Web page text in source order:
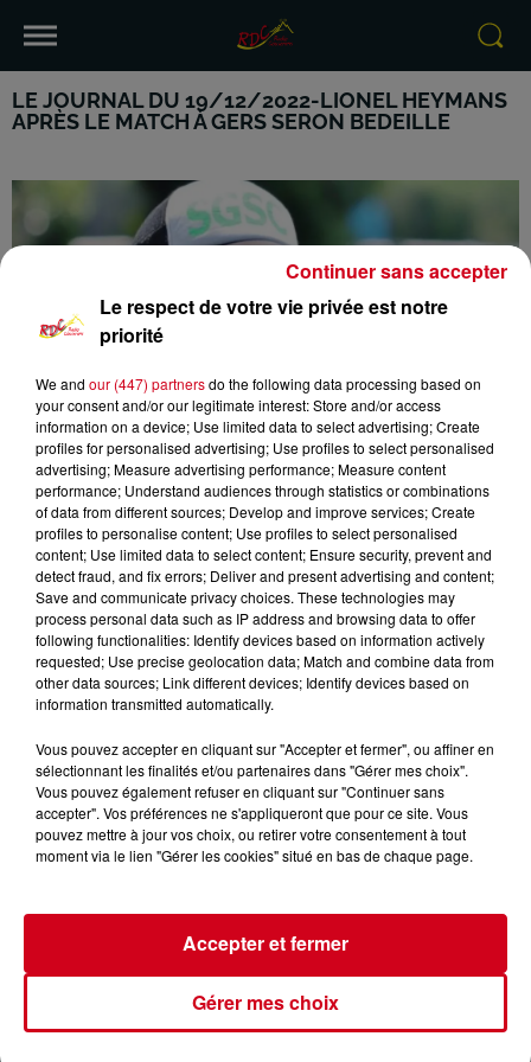
LE JOURNAL DU 19/12/2022-LIONEL HEYMANS
APRÈS LE MATCH À GERS SERON BEDEILLE
HEYMANS
Crédit :HEYMANS
VOTRE INFO DE PROXIMITÉ PODCASTS ET REPLAY
RDC CONTACT
Conditions Générales d'Utilisation
Le respect de votre vie privée est notre
priorité
We and our (447) partnersdo the following data processing based on
your consent and/or our legitimate interest: Store and/or access
information on a device; Use limited data to select advertising; Create
profiles for personalised advertising; Use profiles to select personalised
advertising; Measure advertising performance; Measure content
performance; Understand audiences through statistics or combinations
of data from different sources; Develop and improve services; Create
profiles to personalise content; Use profiles to select personalised
content; Use limited data to select content; Ensure security, prevent and
detect fraud, and fix errors; Deliver and present advertising and content;
Save and communicate privacy choices. These technologies may
process personal data such as IP address and browsing data to offer
following functionalities: Identify devices based on information actively
requested; Use precise geolocation data; Match and combine data from
other data sources; Link different devices; Identify devices based on
information transmitted automatically.
Vous pouvez accepter en cliquant sur "Accepter et fermer", ou affiner en
sélectionnant les finalités et/ou partenaires dans "Gérer mes choix".
Vous pouvez également refuser en cliquant sur "Continuer sans
accepter". Vos préférences ne s'appliqueront que pour ce site. Vous
pouvez mettre à jour vos choix, ou retirer votre consentement à tout
moment via le lien "Gérer les cookies" situé en bas de chaque page.
Gérer mes choix
Accepter et fermer
Continuer sans accepter